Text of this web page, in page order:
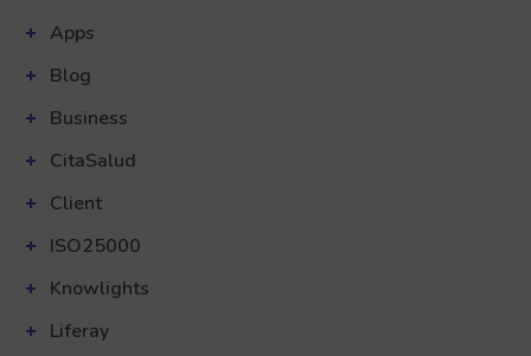
Apps
Blog
Business
CitaSalud
Client
ISO25000
Knowlights
Liferay